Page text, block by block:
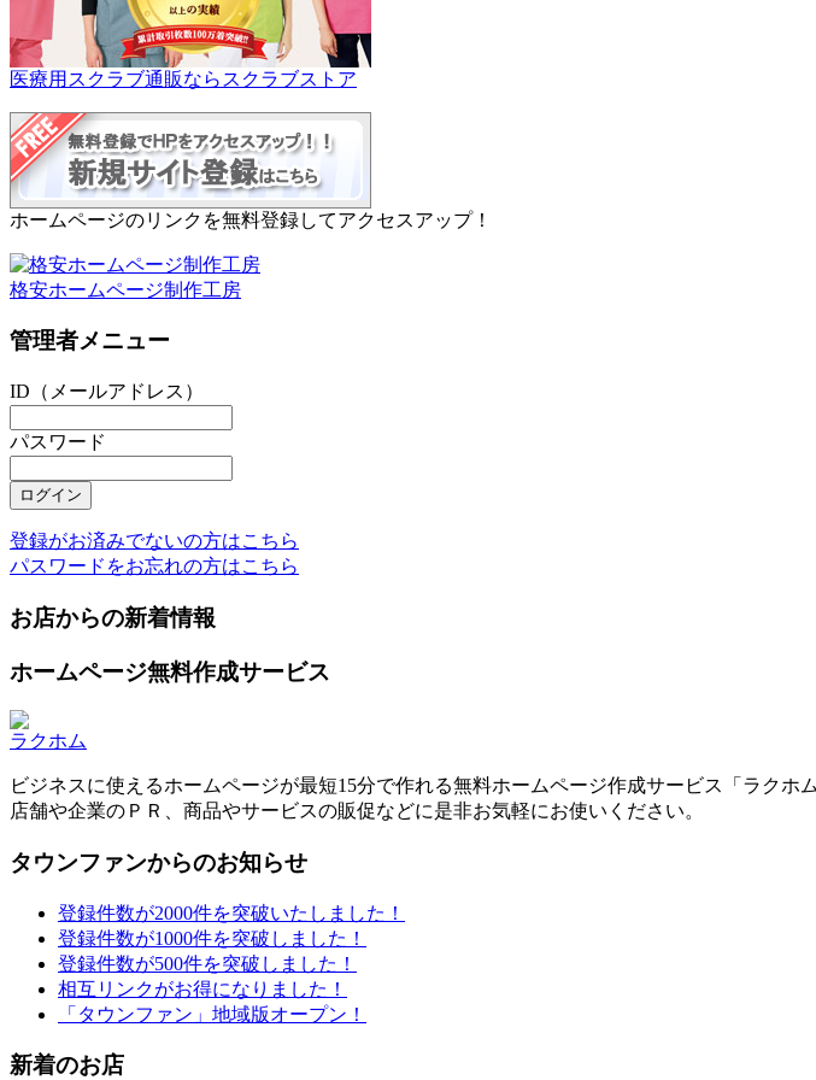
医療用スクラブ通販ならスクラブストア
ホームページのリンクを無料登録してアクセスアップ！
格安ホームページ制作工房
管理者メニュー
ID（メールアドレス）
パスワード
登録がお済みでないの方はこちら
パスワードをお忘れの方はこちら
お店からの新着情報
ホームページ無料作成サービス
ラクホム
ビジネスに使えるホームページが最短15分で作れる無料ホームページ作成サービス「ラクホム
店舗や企業のＰＲ、商品やサービスの販促などに是非お気軽にお使いください。
タウンファンからのお知らせ
登録件数が2000件を突破いたしました！
登録件数が1000件を突破しました！
登録件数が500件を突破しました！
相互リンクがお得になりました！
「タウンファン」地域版オープン！
新着のお店